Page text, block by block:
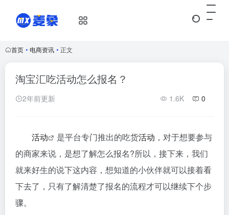
首页 • 电商资讯 • 正文
淘宝汇吃活动怎么报名？
2年前更新 1.6K 0
活动 是平台专门推出的吃货活动 ，对于想要参与
的商家来说，是想了解怎么报名?所以，接下来，我们
就来好生的说下这内容，想知道的小伙伴就可以接着看
下去了，只有了解清楚了报名的流程才可以继续下个步
骤。